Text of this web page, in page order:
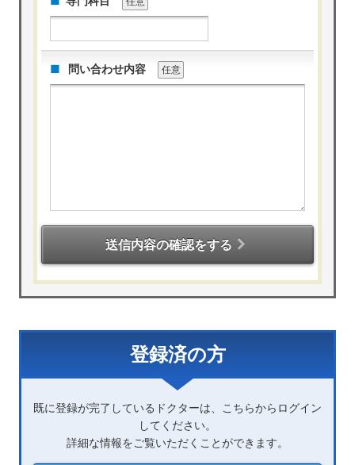
問い合わせ内容 任意
送信内容の確認をする
登録済の方
既に登録が完了しているドクターは、こちらからログイン
してください。
詳細な情報をご覧いただくことができます。